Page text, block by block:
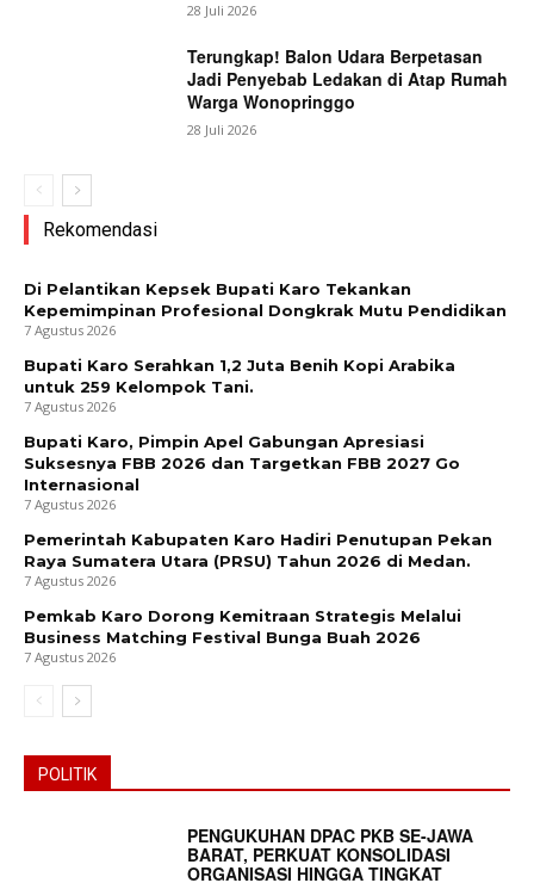
28 Juli 2026
Terungkap! Balon Udara Berpetasan
Jadi Penyebab Ledakan di Atap Rumah
Warga Wonopringgo
28 Juli 2026
Rekomendasi
Di Pelantikan Kepsek Bupati Karo Tekankan
Kepemimpinan Profesional Dongkrak Mutu Pendidikan
7 Agustus 2026
Bupati Karo Serahkan 1,2 Juta Benih Kopi Arabika
untuk 259 Kelompok Tani.
7 Agustus 2026
Bupati Karo, Pimpin Apel Gabungan Apresiasi
Suksesnya FBB 2026 dan Targetkan FBB 2027 Go
Internasional
7 Agustus 2026
Pemerintah Kabupaten Karo Hadiri Penutupan Pekan
Raya Sumatera Utara (PRSU) Tahun 2026 di Medan.
7 Agustus 2026
Pemkab Karo Dorong Kemitraan Strategis Melalui
Business Matching Festival Bunga Buah 2026
7 Agustus 2026
POLITIK
PENGUKUHAN DPAC PKB SE-JAWA
BARAT, PERKUAT KONSOLIDASI
ORGANISASI HINGGA TINGKAT